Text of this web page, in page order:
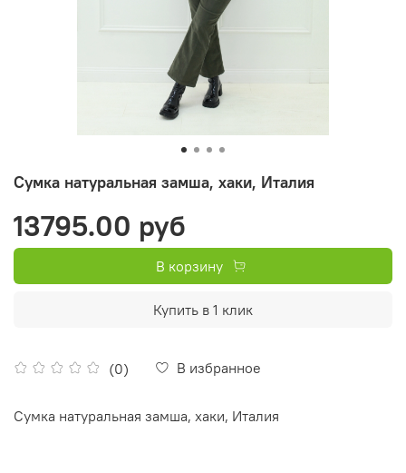
Сумка натуральная замша, хаки, Италия
(0) В избранное
13795.00 руб
В корзину
Купить в 1 клик
Сумка натуральная замша, хаки, Италия